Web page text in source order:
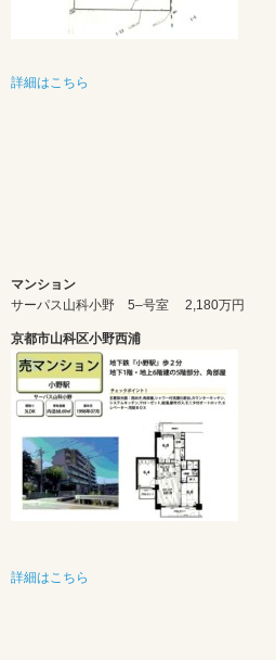
詳細はこちら
マンション
サーパス山科小野 5–号室 2,180万円
京都市山科区小野西浦
詳細はこちら